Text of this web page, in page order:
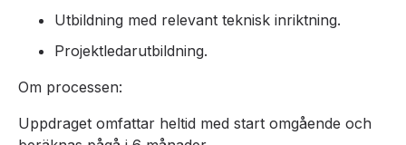
Utbildning med relevant teknisk inriktning.
Projektledarutbildning.
Om processen:
Uppdraget omfattar heltid med start omgående och